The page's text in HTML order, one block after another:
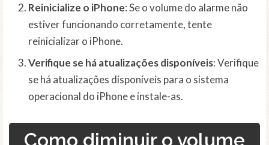
Reinicialize o iPhone: Se o volume do alarme não
estiver funcionando corretamente, tente
reinicializar o iPhone.
Verifique se há atualizações disponíveis: Verifique
se há atualizações disponíveis para o sistema
operacional do iPhone e instale-as.
Como diminuir o volume